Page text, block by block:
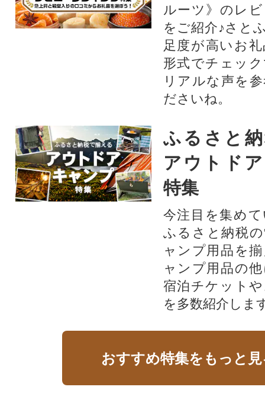
ルーツ》のレ
をご紹介♪さと
足度が高いお
形式でチェッ
リアルな声を
ださいね。
ふるさと
アウトド
特集
今注目を集め
ふるさと納税
ャンプ用品を
ャンプ用品の
宿泊チケット
を多数紹介しま
おすすめ特集をもっと